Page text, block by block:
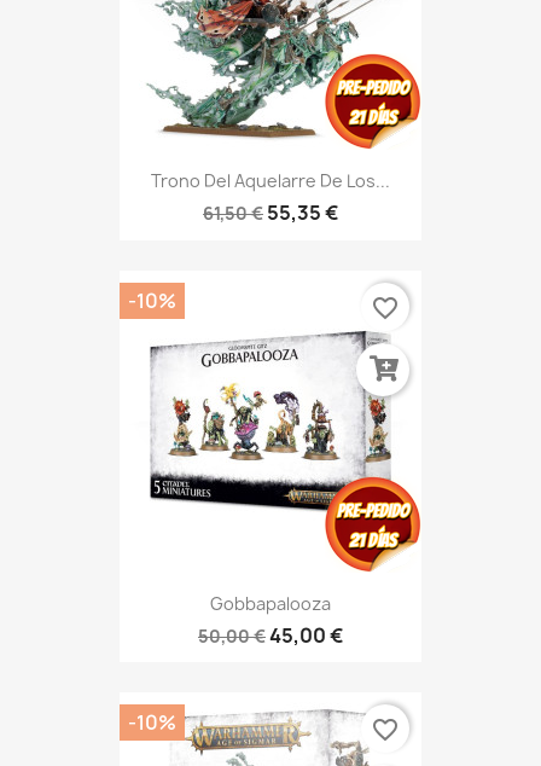
Trono Del Aquelarre De Los...
61,50 € 55,35 €
Gobbapalooza
50,00 €45,00 €
-10% favorite_border
-10% favorite_border